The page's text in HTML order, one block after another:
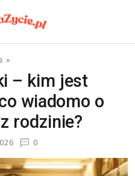
»
– kim jest
wiadomo o
rodzinie?
0